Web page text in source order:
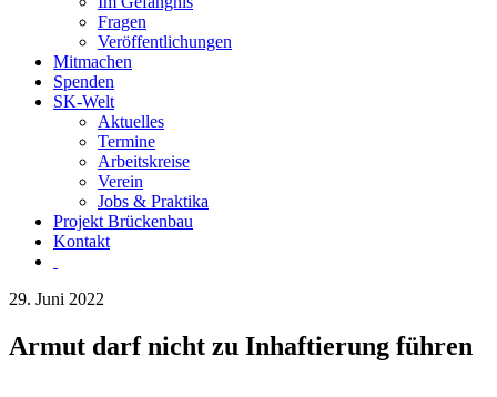
Fragen
Veröffentlichungen
Mitmachen
Spenden
SK-Welt
Aktuelles
Termine
Arbeitskreise
Verein
Jobs & Praktika
Projekt Brückenbau
Kontakt
29. Juni 2022
Armut darf nicht zu Inhaftierung führen